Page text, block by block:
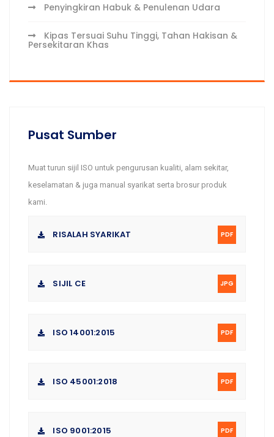
Penyingkiran Habuk & Penulenan Udara
Kipas Tersuai Suhu Tinggi, Tahan Hakisan &
Persekitaran Khas
Pusat Sumber
Muat turun sijil ISO untuk pengurusan kualiti, alam sekitar,
keselamatan & juga manual syarikat serta brosur produk
kami.
RISALAH SYARIKAT PDF
SIJIL CE JPG
ISO 14001:2015 PDF
ISO 45001:2018 PDF
ISO 9001:2015 PDF